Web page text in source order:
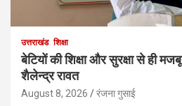
उत्तराखंड शिक्षा
बेटियों की शिक्षा और सुरक्षा से ही
शैलेन्द्र रावत
August 8, 2026 रंजना गुसाई